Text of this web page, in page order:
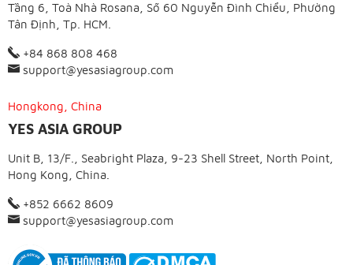
Tầng 6, Toà Nhà Rosana, Số 60 Nguyễn Đình Chiểu, Phường
Tân Định, Tp. HCM.
+84 868 808 468
support@yesasiagroup.com
Hongkong, China
YES ASIA GROUP
Unit B, 13/F., Seabright Plaza, 9-23 Shell Street, North Point,
Hong Kong, China.
+852 6662 8609
support@yesasiagroup.com